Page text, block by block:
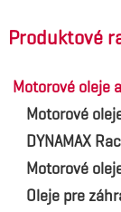
Produktové
Motorové oleje
Motorové
DYNAMAX
Motorové
Oleje pre